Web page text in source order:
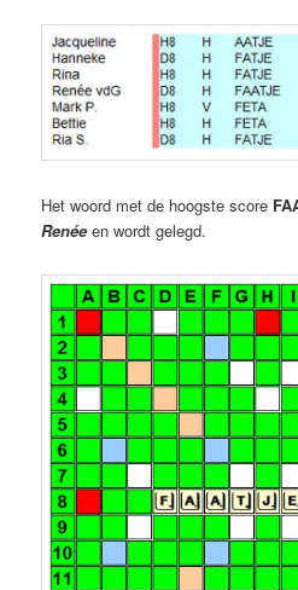
Het woord met de hoogste score
Renée en wordt gelegd.